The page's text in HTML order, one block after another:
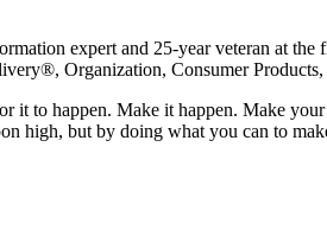
expert and 25-year veteran at
Organization, Consumer
it to happen. Make it happen. Make
high, but by doing what you can to